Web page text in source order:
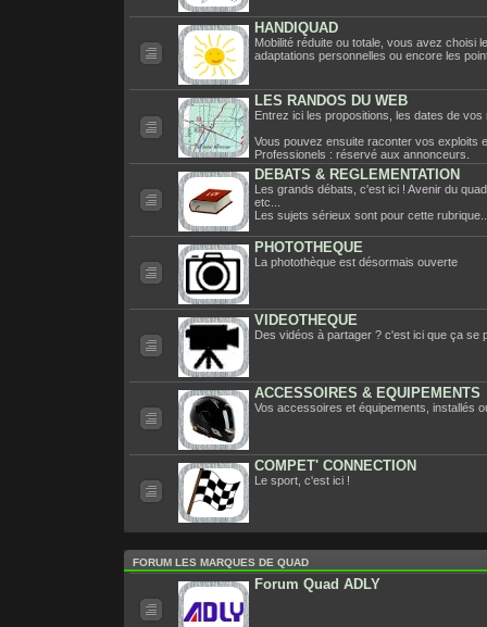
HANDIQUAD
Mobilité réduite ou totale, vous avez choisi
adaptations personnelles ou encore les
LES RANDOS DU WEB
Entrez ici les propositions, les dates de
Vous pouvez ensuite raconter vos exploits
Professionels : réservé aux annonceurs.
DEBATS & REGLEMENTATION
Les grands débats, c'est ici ! Avenir du
etc...
Les sujets sérieux sont pour cette rubrique...
PHOTOTHEQUE
La photothèque est désormais ouverte
VIDEOTHEQUE
Des vidéos à partager ? c'est ici que ça se
ACCESSOIRES & EQUIPEMENTS
Vos accessoires et équipements, installés
COMPET' CONNECTION
Le sport, c'est ici !
FORUM LES MARQUES DE QUAD
Forum Quad ADLY